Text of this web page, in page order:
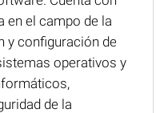
en el campo de la
y configuración de
operativos y
de la